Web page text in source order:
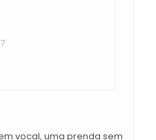
vocal, uma prenda sem